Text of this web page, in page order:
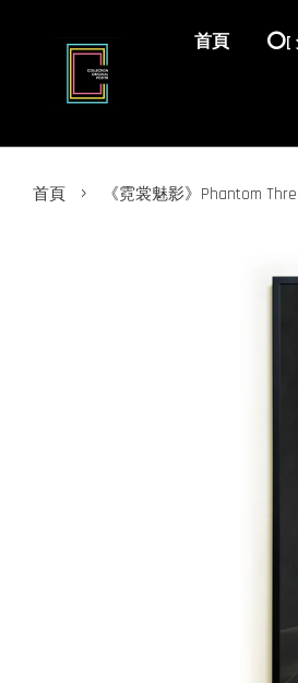
首頁 ⭕️[
首頁 › 《霓裳魅影》Phantom